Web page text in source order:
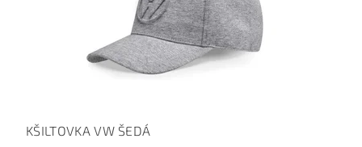
KŠILTOVKA VW ŠEDÁ